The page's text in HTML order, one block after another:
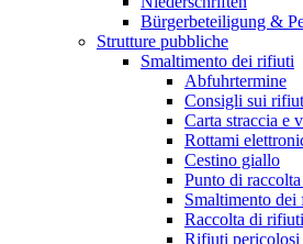
Bürgerbeteiligung &
Strutture pubbliche
Smaltimento dei rifiuti
Abfuhrtermine
Consigli sui
Carta straccia e
Rottami
Cestino giallo
Punto di
Smaltimento
Raccolta di
Rifiuti